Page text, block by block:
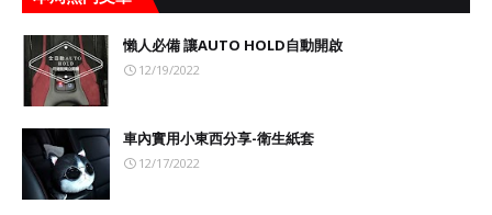
懶人必備 讓AUTO HOLD自動開啟
12/19/2022
車內實用小東西分享-衛生紙套
12/17/2022